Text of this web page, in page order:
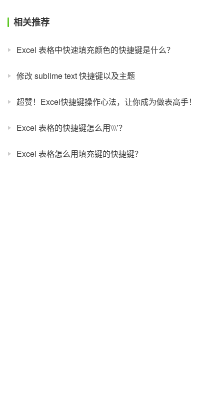
相关推荐
Excel 表格中快速填充颜色的快捷键是什么？
修改 sublime text 快捷键以及主题
超赞！Excel快捷键操作心法，让你成为做表高手！
Excel 表格的快捷键怎么用\\\’？
Excel 表格怎么用填充键的快捷键？